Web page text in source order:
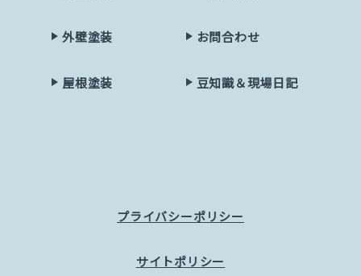
外壁塗装
屋根塗装
お問合わせ
豆知識＆現場日記
プライバシーポリシー
サイトポリシー